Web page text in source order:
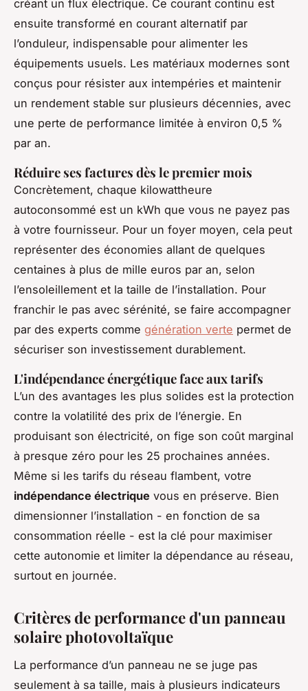
créant un flux électrique. Ce courant continu est
ensuite transformé en courant alternatif par
l’onduleur, indispensable pour alimenter les
équipements usuels. Les matériaux modernes sont
conçus pour résister aux intempéries et maintenir
un rendement stable sur plusieurs décennies, avec
une perte de performance limitée à environ 0,5 %
par an.
Réduire ses factures dès le premier mois
Concrètement, chaque kilowattheure
autoconsommé est un kWh que vous ne payez pas
à votre fournisseur. Pour un foyer moyen, cela peut
représenter des économies allant de quelques
centaines à plus de mille euros par an, selon
l’ensoleillement et la taille de l’installation. Pour
franchir le pas avec sérénité, se faire accompagner
par des experts comme génération verte permet de
sécuriser son investissement durablement.
L'indépendance énergétique face aux tarifs
L’un des avantages les plus solides est la protection
contre la volatilité des prix de l’énergie. En
produisant son électricité, on fige son coût marginal
à presque zéro pour les 25 prochaines années.
Même si les tarifs du réseau flambent, votre
indépendance électrique vous en préserve. Bien
dimensionner l’installation - en fonction de sa
consommation réelle - est la clé pour maximiser
cette autonomie et limiter la dépendance au réseau,
surtout en journée.
Critères de performance d'un panneau
solaire photovoltaïque
La performance d’un panneau ne se juge pas
seulement à sa taille, mais à plusieurs indicateurs